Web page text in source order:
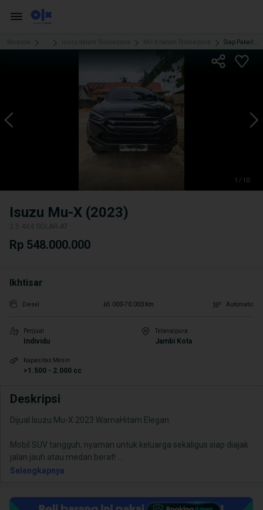
1 / 10
Isuzu Mu-X (2023)
2.5 4X4 SOLAR-AT
Rp 548.000.000
Ikhtisar
Diesel 65.000-70.000 Km Automatic
Penjual
Individu
Telanaipura
Jambi Kota
Kapasitas Mesin
>1.500 - 2.000 cc
Deskripsi
Dijual Isuzu Mu-X 2023 WarnaHitam Elegan.
Mobil SUV tangguh, nyaman untuk keluarga sekaligus siap diajak
jalan jauh atau medan berat!
Selengkapnya